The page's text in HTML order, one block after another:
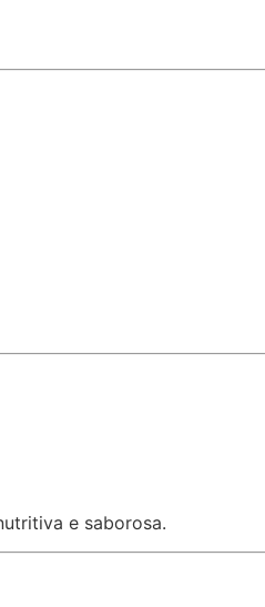
e saborosa.